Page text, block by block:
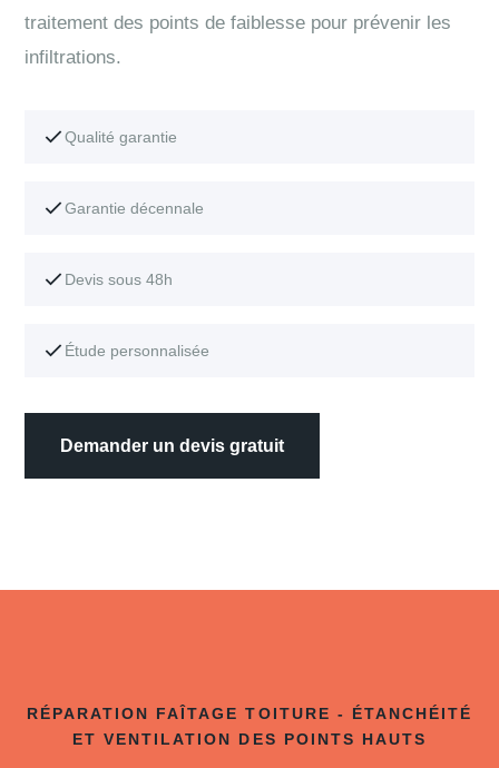
traitement des points de faiblesse pour prévenir les
infiltrations.
Qualité garantie
Garantie décennale
Devis sous 48h
Étude personnalisée
Demander un devis gratuit
RÉPARATION FAÎTAGE TOITURE - ÉTANCHÉITÉ
ET VENTILATION DES POINTS HAUTS